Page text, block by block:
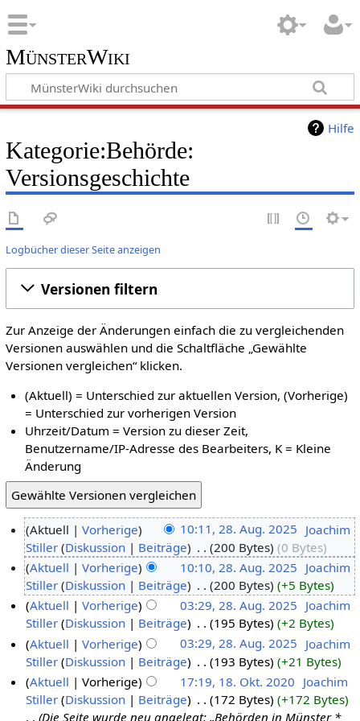
MünsterWiki
Hilfe
Kategorie:Behörde:
Versionsgeschichte
Logbücher dieser Seite anzeigen
Versionen filtern
Zur Anzeige der Änderungen einfach die zu vergleichenden
Versionen auswählen und die Schaltfläche „Gewählte
Versionen vergleichen“ klicken.
(Aktuell) = Unterschied zur aktuellen Version, (Vorherige)
= Unterschied zur vorherigen Version
Uhrzeit/Datum = Version zu dieser Zeit,
Benutzername/IP-Adresse des Bearbeiters, K = Kleine
Änderung
Aktuell Vorherige 10:11, 28. Aug. 2025 Joachim
Stiller Diskussion Beiträge 200 Bytes
0 Bytes
Aktuell
Vorherige 10:10, 28. Aug. 2025 Joachim
Stiller Diskussion Beiträge 200 Bytes
+5 Bytes
Aktuell
Vorherige 03:29, 28. Aug. 2025 Joachim
Stiller Diskussion Beiträge 195 Bytes
+2 Bytes
Aktuell
Vorherige 03:29, 28. Aug. 2025 Joachim
Stiller Diskussion Beiträge 193 Bytes
+21 Bytes
Aktuell
Vorherige 17:19, 18. Okt. 2020 Joachim
Stiller Diskussion Beiträge 172 Bytes
+172 Bytes
Die Seite wurde neu angelegt: „Behörden in Münster *